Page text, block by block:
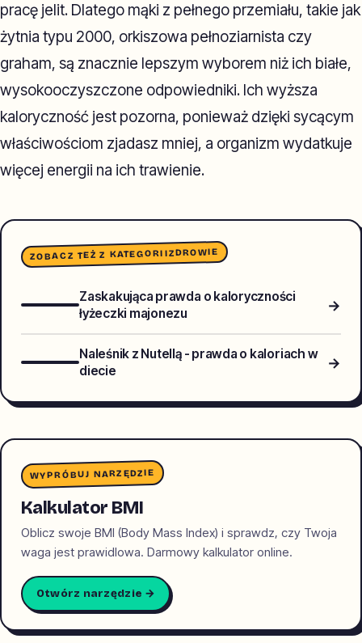
pracę jelit. Dlatego mąki z pełnego przemiału, takie jak
żytnia typu 2000, orkiszowa pełnoziarnista czy
graham, są znacznie lepszym wyborem niż ich białe,
wysokooczyszczone odpowiedniki. Ich wyższa
kaloryczność jest pozorna, ponieważ dzięki sycącym
właściwościom zjadasz mniej, a organizm wydatkuje
więcej energii na ich trawienie.
ZOBACZ TEŻ Z KATEGORIIZDROWIE
Zaskakująca prawda o kaloryczności
łyżeczki majonezu
→
Naleśnik z Nutellą - prawda o kaloriach w
diecie
→
WYPRÓBUJ NARZĘDZIE
Kalkulator BMI
Oblicz swoje BMI (Body Mass Index) i sprawdz, czy Twoja
waga jest prawidlowa. Darmowy kalkulator online.
Otwórz narzędzie →